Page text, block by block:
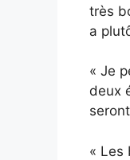
très
a
« Je
deux
« Les